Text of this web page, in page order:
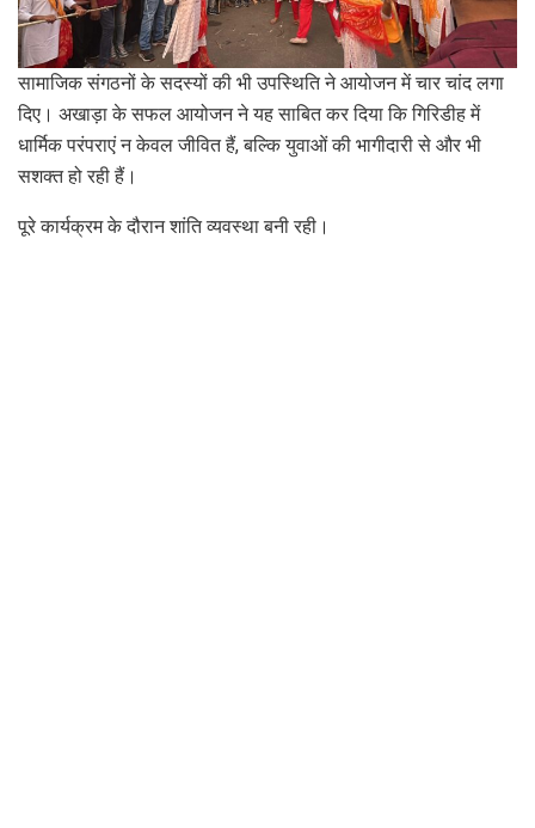
सामाजिक संगठनों के सदस्यों की भी उपस्थिति ने आयोजन में चार चांद लगा
दिए। अखाड़ा के सफल आयोजन ने यह साबित कर दिया कि गिरिडीह में
धार्मिक परंपराएं न केवल जीवित हैं, बल्कि युवाओं की भागीदारी से और भी
सशक्त हो रही हैं।
पूरे कार्यक्रम के दौरान शांति व्यवस्था बनी रही।